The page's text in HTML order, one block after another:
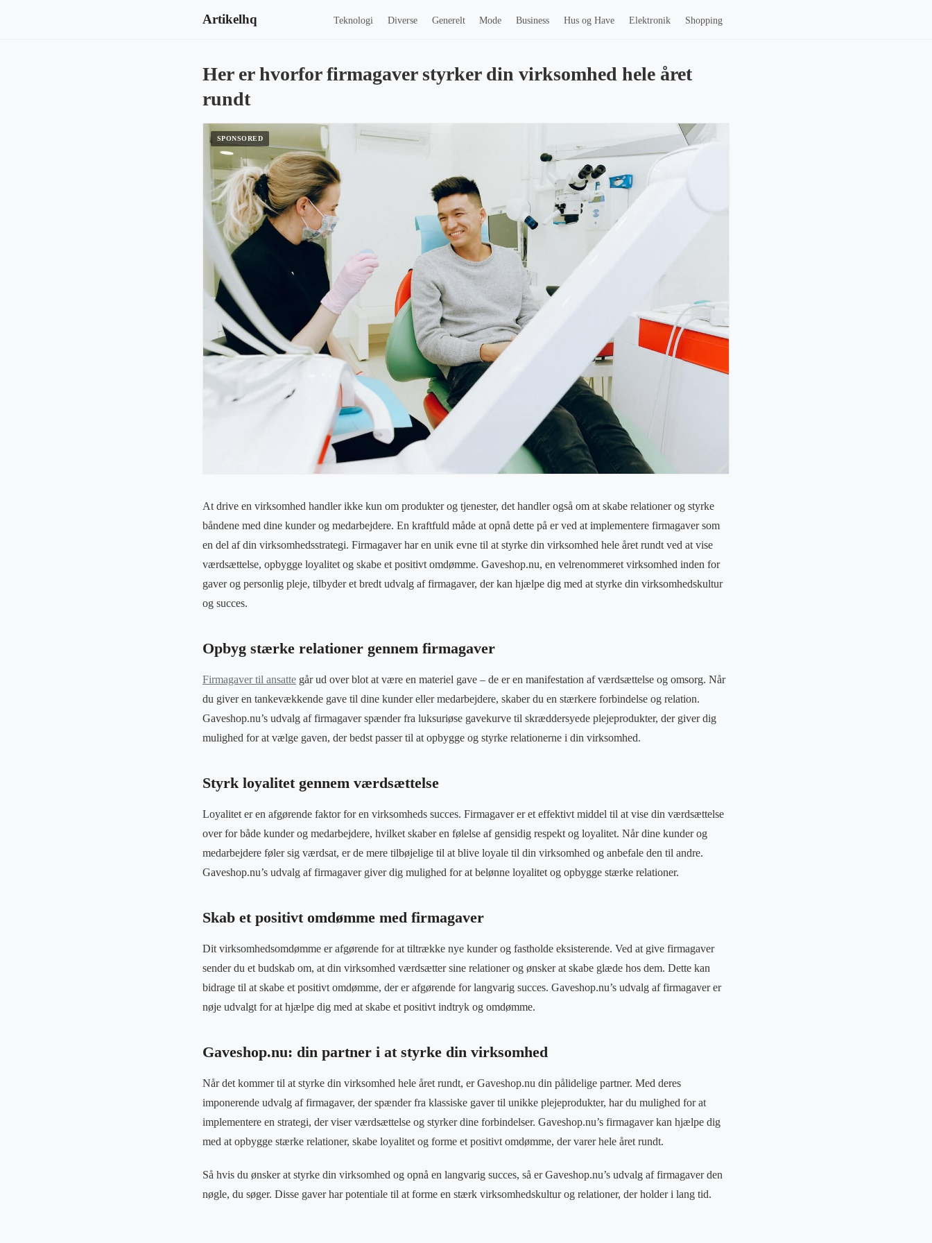
Artikelhq Teknologi Diverse Generelt Mode Business Hus og Have Elektronik Shopping
Her er hvorfor firmagaver styrker din virksomhed hele året
rundt
At drive en virksomhed handler ikke kun om produkter og tjenester, det handler også om at skabe relationer og styrke
båndene med dine kunder og medarbejdere. En kraftfuld måde at opnå dette på er ved at implementere firmagaver som
en del af din virksomhedsstrategi. Firmagaver har en unik evne til at styrke din virksomhed hele året rundt ved at vise
værdsættelse, opbygge loyalitet og skabe et positivt omdømme. Gaveshop.nu, en velrenommeret virksomhed inden for
gaver og personlig pleje, tilbyder et bredt udvalg af firmagaver, der kan hjælpe dig med at styrke din virksomhedskultur
og succes.
Opbyg stærke relationer gennem firmagaver
Firmagaver til ansatte går ud over blot at være en materiel gave – de er en manifestation af værdsættelse og omsorg. Når
du giver en tankevækkende gave til dine kunder eller medarbejdere, skaber du en stærkere forbindelse og relation.
Gaveshop.nu’s udvalg af firmagaver spænder fra luksuriøse gavekurve til skræddersyede plejeprodukter, der giver dig
mulighed for at vælge gaven, der bedst passer til at opbygge og styrke relationerne i din virksomhed.
Styrk loyalitet gennem værdsættelse
Loyalitet er en afgørende faktor for en virksomheds succes. Firmagaver er et effektivt middel til at vise din værdsættelse
over for både kunder og medarbejdere, hvilket skaber en følelse af gensidig respekt og loyalitet. Når dine kunder og
medarbejdere føler sig værdsat, er de mere tilbøjelige til at blive loyale til din virksomhed og anbefale den til andre.
Gaveshop.nu’s udvalg af firmagaver giver dig mulighed for at belønne loyalitet og opbygge stærke relationer.
Skab et positivt omdømme med firmagaver
Dit virksomhedsomdømme er afgørende for at tiltrække nye kunder og fastholde eksisterende. Ved at give firmagaver
sender du et budskab om, at din virksomhed værdsætter sine relationer og ønsker at skabe glæde hos dem. Dette kan
bidrage til at skabe et positivt omdømme, der er afgørende for langvarig succes. Gaveshop.nu’s udvalg af firmagaver er
nøje udvalgt for at hjælpe dig med at skabe et positivt indtryk og omdømme.
Gaveshop.nu: din partner i at styrke din virksomhed
Når det kommer til at styrke din virksomhed hele året rundt, er Gaveshop.nu din pålidelige partner. Med deres
imponerende udvalg af firmagaver, der spænder fra klassiske gaver til unikke plejeprodukter, har du mulighed for at
implementere en strategi, der viser værdsættelse og styrker dine forbindelser. Gaveshop.nu’s firmagaver kan hjælpe dig
med at opbygge stærke relationer, skabe loyalitet og forme et positivt omdømme, der varer hele året rundt.
Så hvis du ønsker at styrke din virksomhed og opnå en langvarig succes, så er Gaveshop.nu’s udvalg af firmagaver den
nøgle, du søger. Disse gaver har potentiale til at forme en stærk virksomhedskultur og relationer, der holder i lang tid.